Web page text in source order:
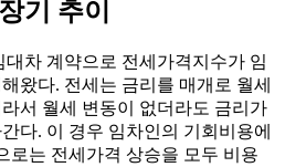
기 추이
차 계약으로 전세가격지수가 임
왔다. 전세는 금리를 매개로 월세
서 월세 변동이 없더라도 금리가
다. 이 경우 임차인의 기회비용에
로는 전세가격 상승을 모두 비용